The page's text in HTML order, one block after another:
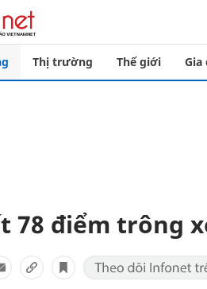
Thị trường Thế giới Gia
78 điểm trông